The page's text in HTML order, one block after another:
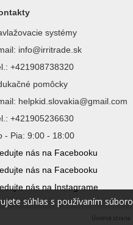
systémy
info@irritrade.sk
+421908738320
pomôcky
helpkid.slovakia@gmail.com
+421905236630
- Pia: 9:00 - 18:00
nás na Facebooku
nás na Facebooku
nás na Instagrame
Úvodná strana
súhlas s používaním